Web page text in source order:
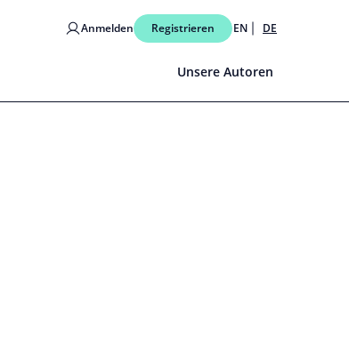
Anmelden Registrieren EN DE
Unsere Autoren